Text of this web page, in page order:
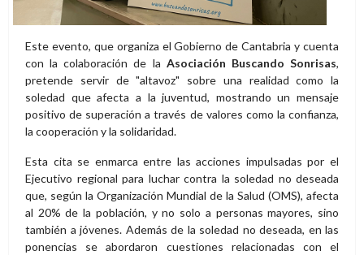
Este evento, que organiza el Gobierno de Cantabria y cuenta
con la colaboración de la Asociación Buscando Sonrisas,
pretende servir de "altavoz" sobre una realidad como la
soledad que afecta a la juventud, mostrando un mensaje
positivo de superación a través de valores como la confianza,
la cooperación y la solidaridad.
Esta cita se enmarca entre las acciones impulsadas por el
Ejecutivo regional para luchar contra la soledad no deseada
que, según la Organización Mundial de la Salud (OMS), afecta
al 20% de la población, y no solo a personas mayores, sino
también a jóvenes. Además de la soledad no deseada, en las
ponencias se abordaron cuestiones relacionadas con el